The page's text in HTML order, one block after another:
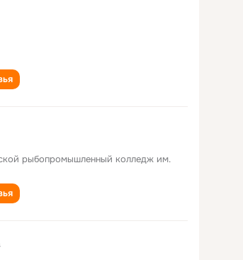
рыбопромышленный колледж им.